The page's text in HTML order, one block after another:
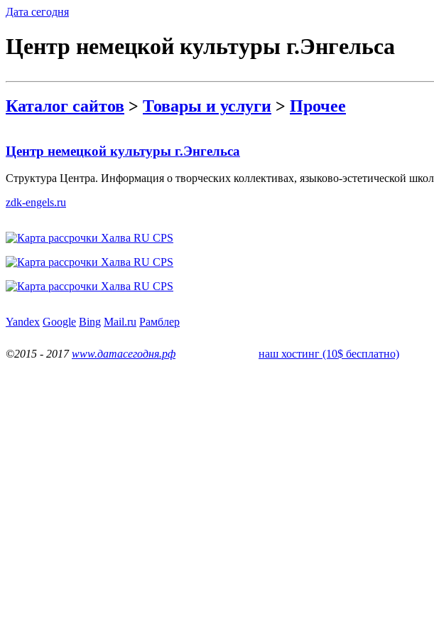
Дата сегодня
Центр немецкой культуры г.Энгельса
Каталог сайтов > Товары и услуги > Прочее
Центр немецкой культуры г.Энгельса
Структура Центра. Информация о творческих коллективах, языково-эстетической
zdk-engels.ru
Yandex Google Bing Mail.ru Рамблер
©2015 - 2017www.датасегодня.рф наш хостинг (10$ бесплатно)